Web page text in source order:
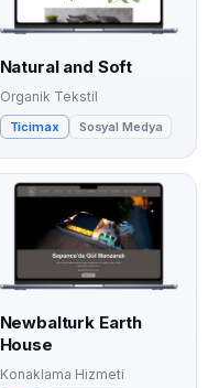
Natural and Soft
Organik Tekstil
Ticimax Sosyal Medya
Newbalturk Earth
House
Konaklama Hizmeti